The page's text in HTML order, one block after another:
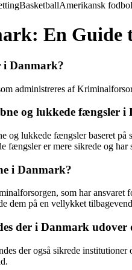
BasketballAmerikansk
En Guide
i Danmark?
administreres af
og lukkede fængsler i
og lukkede fængsler baseret
fængsler er mere sikrede og
i Danmark?
som har ansvaret
dem på en vellykket
der i Danmark udover
der også sikrede